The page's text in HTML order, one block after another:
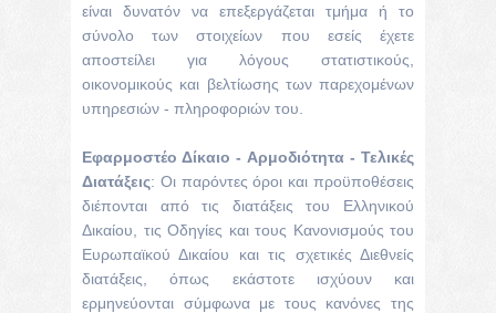
είναι δυνατόν να επεξεργάζεται τμήμα ή το
σύνολο των στοιχείων που εσείς έχετε
αποστείλει για λόγους στατιστικούς,
οικονομικούς και βελτίωσης των παρεχομένων
υπηρεσιών - πληροφοριών του.
Εφαρμοστέο Δίκαιο - Αρμοδιότητα - Τελικές
Διατάξεις: Οι παρόντες όροι και προϋποθέσεις
διέπονται από τις διατάξεις του Ελληνικού
Δικαίου, τις Οδηγίες και τους Κανονισμούς του
Ευρωπαϊκού Δικαίου και τις σχετικές Διεθνείς
διατάξεις, όπως εκάστοτε ισχύουν και
ερμηνεύονται σύμφωνα με τους κανόνες της